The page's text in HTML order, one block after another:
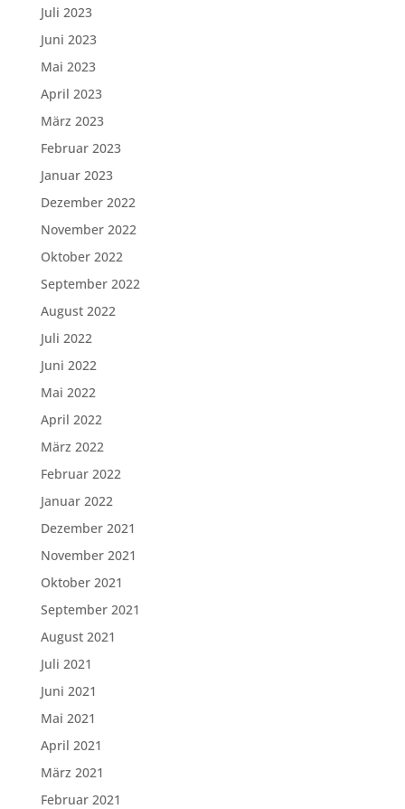
Juli 2023
Juni 2023
Mai 2023
April 2023
März 2023
Februar 2023
Januar 2023
Dezember 2022
November 2022
Oktober 2022
September 2022
August 2022
Juli 2022
Juni 2022
Mai 2022
April 2022
März 2022
Februar 2022
Januar 2022
Dezember 2021
November 2021
Oktober 2021
September 2021
August 2021
Juli 2021
Juni 2021
Mai 2021
April 2021
März 2021
Februar 2021